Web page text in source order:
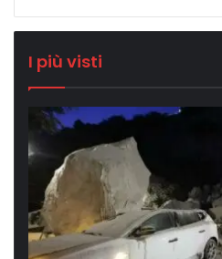
I più visti